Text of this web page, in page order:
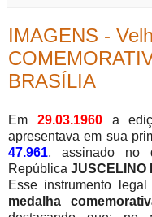
IMAGENS -
BRASÍLIA
Em 29.03.1960 a
apresentava em sua
47.961, assinado no
República JUSCELINO
Esse instrumento
medalha